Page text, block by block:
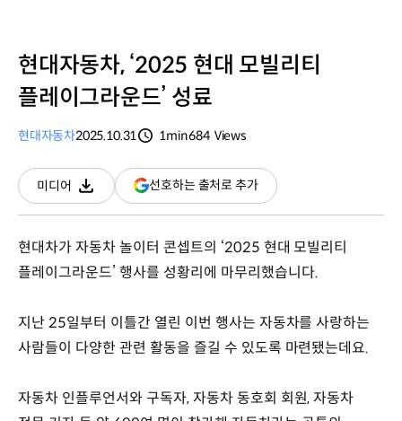
현대자동차, ‘2025 현대 모빌리티
플레이그라운드’ 성료
현대자동차2025.10.31
1min684 Views
미디어
다운로드
선호하는 출처로 추가(새
창
현대차가 자동차 놀이터 콘셉트의 ‘2025 현대 모빌리티
플레이그라운드’ 행사를 성황리에 마무리했습니다.
지난 25일부터 이틀간 열린 이번 행사는 자동차를 사랑하는
사람들이 다양한 관련 활동을 즐길 수 있도록 마련됐는데요.
자동차 인플루언서와 구독자, 자동차 동호회 회원, 자동차